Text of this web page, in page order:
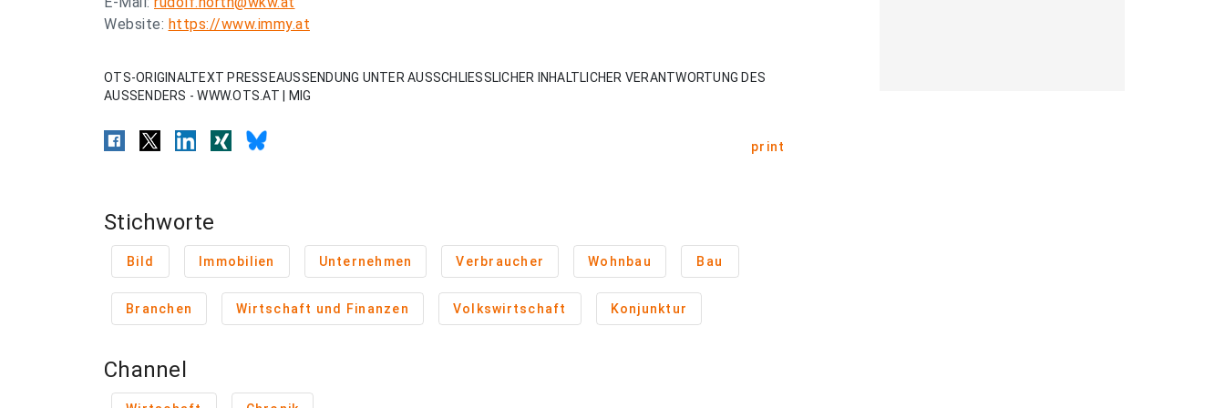
Website: https://www.immy.at
OTS-ORIGINALTEXT PRESSEAUSSENDUNG UNTER AUSSCHLIESSLICHER INHALTLICHER VERANTWORTUNG DES
AUSSENDERS - WWW.OTS.AT | MIG
print
Stichworte
Bild Immobilien Unternehmen Verbraucher Wohnbau Bau
Branchen Wirtschaft und Finanzen Volkswirtschaft Konjunktur
Channel